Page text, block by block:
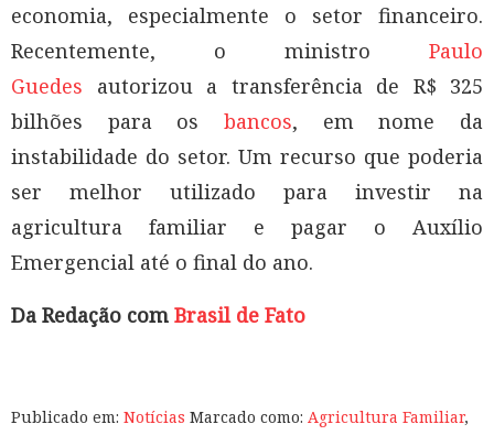
economia, especialmente o setor financeiro.
Recentemente, o ministro Paulo
Guedes autorizou a transferência de R$ 325
bilhões para os bancos, em nome da
instabilidade do setor. Um recurso que poderia
ser melhor utilizado para investir na
agricultura familiar e pagar o Auxílio
Emergencial até o final do ano.
Da Redação com Brasil de Fato
Publicado em: Notícias Marcado como: Agricultura Familiar,